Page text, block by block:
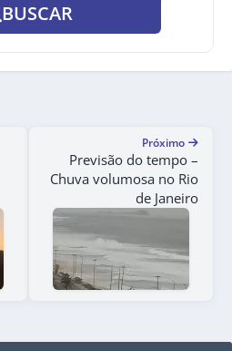
BUSCAR
Próximo
Previsão do tempo –
Chuva volumosa no Rio
de Janeiro